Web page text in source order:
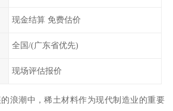
现金结算 免费估价
全国/(广东省优先)
现场评估报价
浪潮中，稀土材料作为现代制造业的重要